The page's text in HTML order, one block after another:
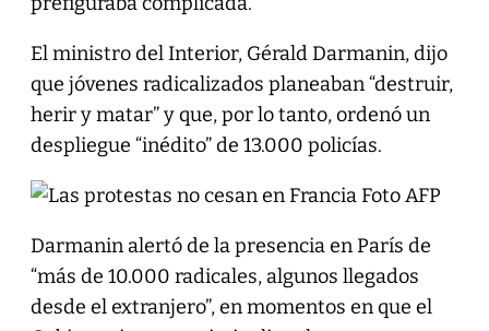
El ministro del Interior, Gérald Darmanin, dijo
que jóvenes radicalizados planeaban “destruir,
herir y matar” y que, por lo tanto, ordenó un
despliegue “inédito” de 13.000 policías.
Darmanin alertó de la presencia en París de
“más de 10.000 radicales, algunos llegados
desde el extranjero”, en momentos en que el